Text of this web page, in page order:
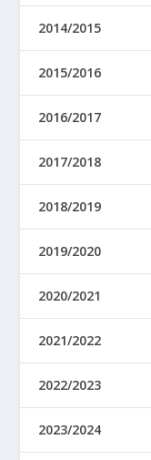
2014/2015
2015/2016
2016/2017
2017/2018
2018/2019
2019/2020
2020/2021
2021/2022
2022/2023
2023/2024